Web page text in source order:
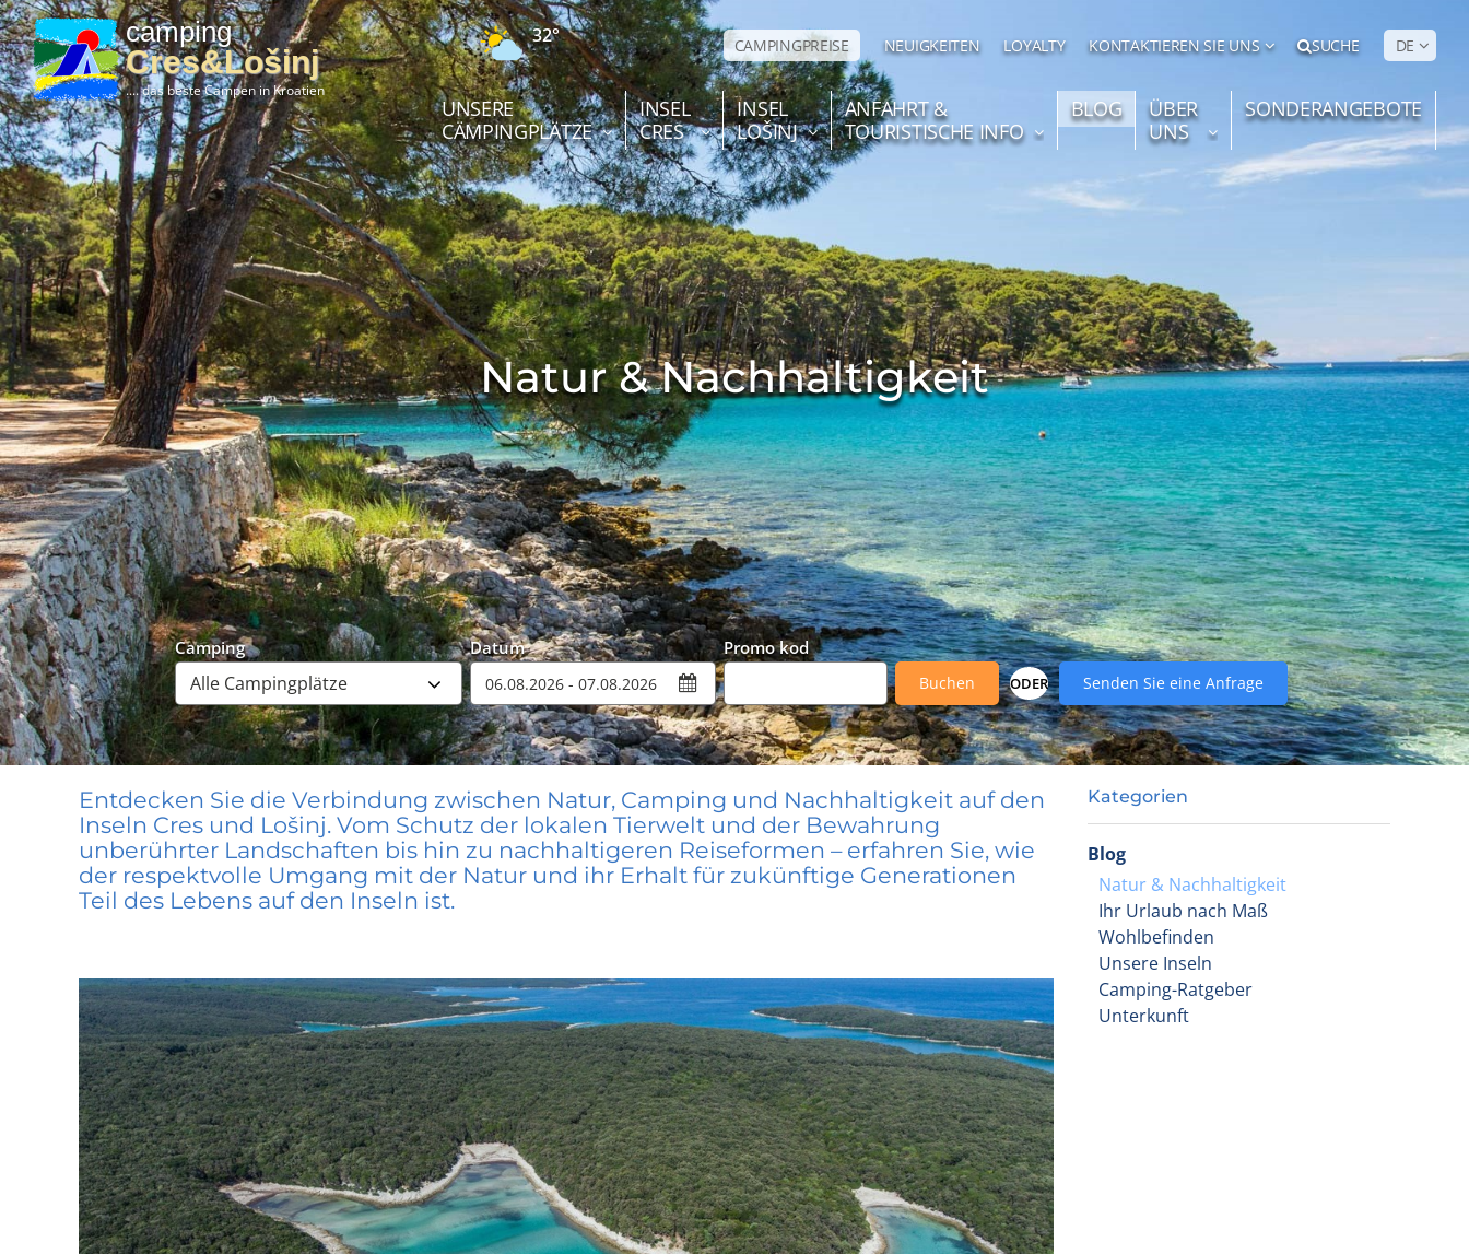
camping
Cres&Lošinj
.... das beste Campen in Kroatien
32° CAMPINGPREISE NEUIGKEITEN LOYALTY KONTAKTIEREN SIE UNS SUCHE DE
UNSERE
CÄMPINGPLÄTZE
INSEL
CRES
INSEL
LOŠINJ
ANFAHRT &
TOURISTISCHE INFO
BLOG
ÜBER
UNS
SONDERANGEBOTE
Camping Datum Promo kod
Buchen ODER Senden Sie eine Anfrage
Natur & Nachhaltigkeit
Kategorien
Blog
Natur & Nachhaltigkeit
Ihr Urlaub nach Maß
Wohlbefinden
Unsere Inseln
Camping-Ratgeber
Unterkunft
Entdecken Sie die Verbindung zwischen Natur, Camping und Nachhaltigkeit auf den
Inseln Cres und Lošinj. Vom Schutz der lokalen Tierwelt und der Bewahrung
unberührter Landschaften bis hin zu nachhaltigeren Reiseformen – erfahren Sie, wie
der respektvolle Umgang mit der Natur und ihr Erhalt für zukünftige Generationen
Teil des Lebens auf den Inseln ist.